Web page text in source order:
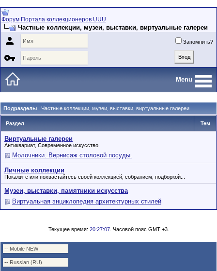
Форум Портала коллекционеров UUU
Частные коллекции, музеи, выставки, виртуальные галереи
 Запомнить?

Menu
Подразделы : Частные коллекции, музеи, выставки, виртуальные галереи
Раздел Тем
Виртуальные галереи
Антиквариат, Современное искусство
Молочники. Вернисаж столовой посуды.
Личные коллекции
Покажите или похвастайтесь своей коллекцией, собранием, подборкой...
Музеи, выставки, памятники искусства
Виртуальная энциклопедия архитектурных стилей
Текущее время: 20:27:07. Часовой пояс GMT +3.